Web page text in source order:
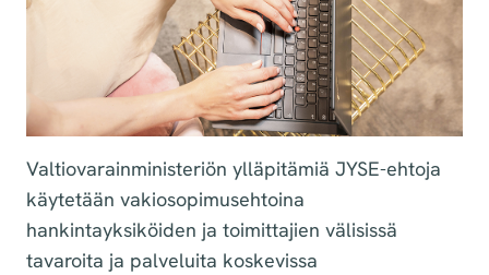
Valtiovarainministeriön ylläpitämiä JYSE-ehtoja
käytetään vakiosopimusehtoina
hankintayksiköiden ja toimittajien välisissä
tavaroita ja palveluita koskevissa